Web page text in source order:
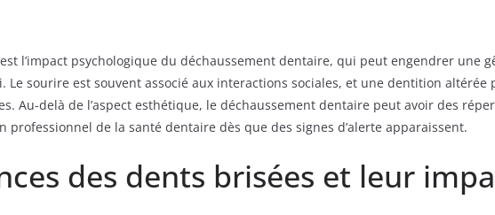
l’impact psychologique du déchaussement dentaire, qui peut engendrer une
Le sourire est souvent associé aux interactions sociales, et une dentition
Au-delà de l’aspect esthétique, le déchaussement dentaire peut avoir des
professionnel de la santé dentaire dès que des signes d’alerte apparaissent.
des dents brisées et leur